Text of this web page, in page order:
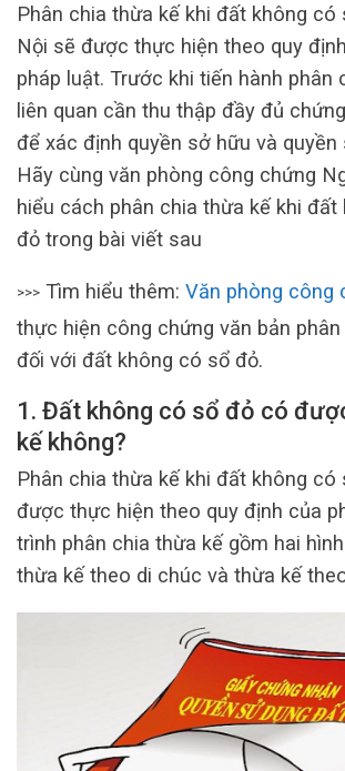
Phân chia thừa kế khi đất không có
Nội sẽ được thực hiện theo quy
pháp luật. Trước khi tiến hành phân
liên quan cần thu thập đầy đủ
để xác định quyền sở hữu và quyền
Hãy cùng văn phòng công chứng
hiểu cách phân chia thừa kế khi
đỏ trong bài viết sau
>>> Tìm hiểu thêm: Văn phòng công
thực hiện công chứng văn bản
đối với đất không có sổ đỏ.
1. Đất không có sổ đỏ có
kế không?
Phân chia thừa kế khi đất không có
được thực hiện theo quy định của
trình phân chia thừa kế gồm hai
thừa kế theo di chúc và thừa kế